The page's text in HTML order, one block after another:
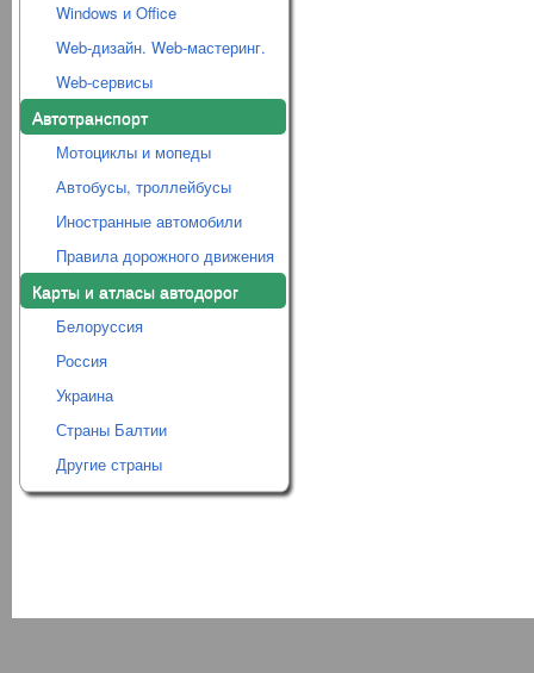
Windows и Office
Web-дизайн. Web-мастеринг.
Web-сервисы
Автотранспорт
Мотоциклы и мопеды
Автобусы, троллейбусы
Иностранные автомобили
Правила дорожного движения
Карты и атласы автодорог
Белоруссия
Россия
Украина
Страны Балтии
Другие страны